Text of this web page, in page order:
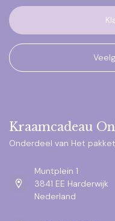
Kraamcadeau
Onderdeel van Het
Muntplein 1
3841 EE Harderwijk
Nederland